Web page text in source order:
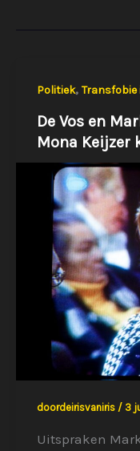
Politiek,
De Vos en
Mona Keijzer
doordeirisvaniris / 3
Uitspraken